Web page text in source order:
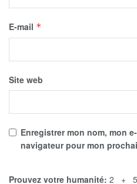
E-mail *
Site web
Enregistrer mon nom, mon
navigateur pour mon
Prouvez votre humanité: 2 +